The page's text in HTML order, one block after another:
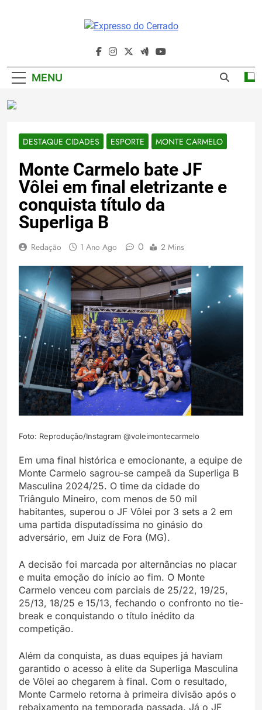
Expresso Do
Cerrado
MENU
DESTAQUE CIDADES ESPORTE MONTE CARMELO
Monte Carmelo bate JF
Vôlei em final eletrizante e
conquista título da
Superliga B
Redação 1 Ano Ago 0 2 Mins
Foto: Reprodução/Instagram @voleimontecarmelo
Em uma final histórica e emocionante, a equipe de
Monte Carmelo sagrou-se campeã da Superliga B
Masculina 2024/25. O time da cidade do
Triângulo Mineiro, com menos de 50 mil
habitantes, superou o JF Vôlei por 3 sets a 2 em
uma partida disputadíssima no ginásio do
adversário, em Juiz de Fora (MG).
A decisão foi marcada por alternâncias no placar
e muita emoção do início ao fim. O Monte
Carmelo venceu com parciais de 25/22, 19/25,
25/13, 18/25 e 15/13, fechando o confronto no tie-
break e conquistando o título inédito da
competição.
Além da conquista, as duas equipes já haviam
garantido o acesso à elite da Superliga Masculina
de Vôlei ao chegarem à final. Com o resultado,
Monte Carmelo retorna à primeira divisão após o
rebaixamento na temporada passada. Já o JF